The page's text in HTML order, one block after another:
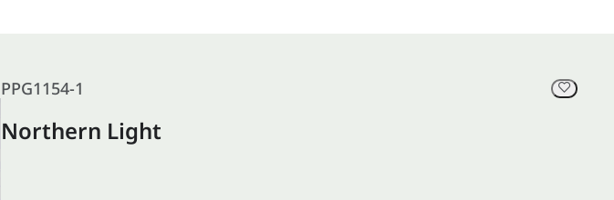
PPG1154-1
Northern Light